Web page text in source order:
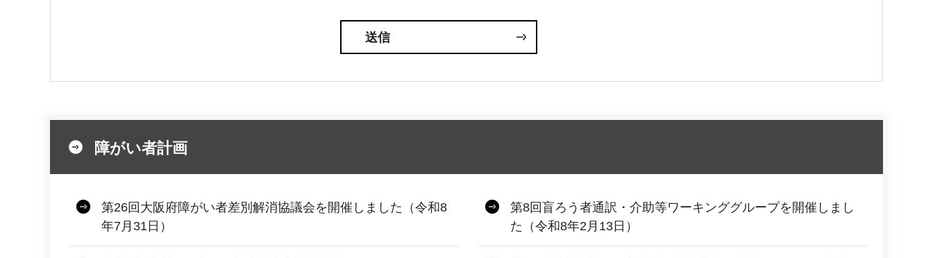
障がい者計画
第26回大阪府障がい者差別解消協議会を開催しました（令和8
年7月31日）
第8回盲ろう者通訳・介助等ワーキンググループを開催しまし
た（令和8年2月13日）